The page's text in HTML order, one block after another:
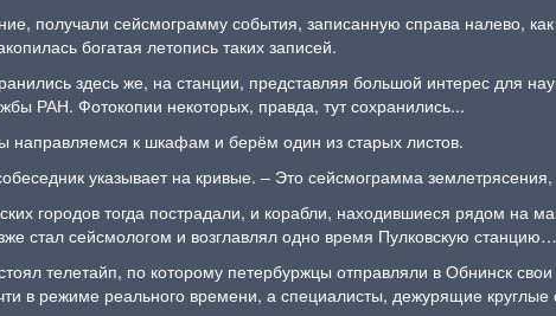
получали сейсмограмму события, записанную справа налево,
богатая летопись таких записей.
здесь же, на станции, представляя большой интерес для
РАН. Фотокопии некоторых, правда, тут сохранились...
направляемся к шкафам и берём один из старых листов.
указывает на кривые. – Это сейсмограмма
городов тогда пострадали, и корабли, находившиеся рядом на
стал сейсмологом и возглавлял одно время Пулковскую станцию…
телетайп, по которому петербуржцы отправляли в Обнинск
в режиме реального времени, а специалисты, дежурящие круглые